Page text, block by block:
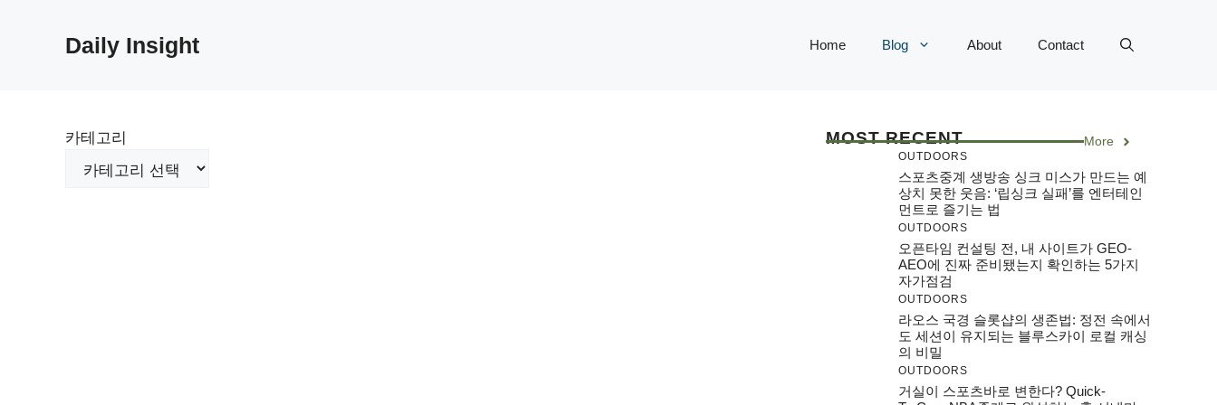
Daily Insight Home Blog About Contact
카테고리 MOST RECENT More
OUTDOORS
스포츠중계 생방송 싱크 미스가 만드는 예
상치 못한 웃음: ‘립싱크 실패’를 엔터테인
먼트로 즐기는 법
OUTDOORS
오픈타임 컨설팅 전, 내 사이트가 GEO-
AEO에 진짜 준비됐는지 확인하는 5가지
자가점검
OUTDOORS
라오스 국경 슬롯샵의 생존법: 정전 속에서
도 세션이 유지되는 블루스카이 로컬 캐싱
의 비밀
OUTDOORS
거실이 스포츠바로 변한다? Quick-